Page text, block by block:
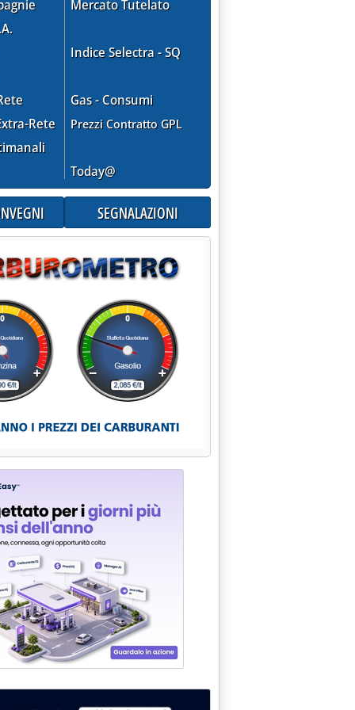
SCEGLIE GIAPPONESI . '
alle 15.27.
IL CCGT'
E TOYOTA . '
Rete
Mercato Tutelato
Indice Selectra - SQ
Gas - Consumi
Prezzi Contratto GPL
Today@
SEGNALAZIONI